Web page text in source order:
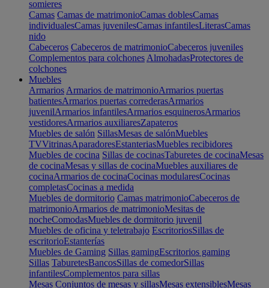
somieres
Camas Camas de matrimonioCamas doblesCamas
individualesCamas juvenilesCamas infantilesLiterasCamas
nido
Cabeceros Cabeceros de matrimonioCabeceros juveniles
Complementos para colchones AlmohadasProtectores de
colchones
Muebles
Armarios Armarios de matrimonioArmarios puertas
batientesArmarios puertas correderasArmarios
juvenilArmarios infantilesArmarios esquinerosArmarios
vestidoresArmarios auxiliaresZapateros
Muebles de salón SillasMesas de salónMuebles
TVVitrinasAparadoresEstanteriasMuebles recibidores
Muebles de cocina Sillas de cocinasTaburetes de cocinaMesas
de cocinaMesas y sillas de cocinaMuebles auxiliares de
cocinaArmarios de cocinaCocinas modularesCocinas
completasCocinas a medida
Muebles de dormitorio Camas matrimonioCabeceros de
matrimonioArmarios de matrimonioMesitas de
nocheComodasMuebles de dormitorio juvenil
Muebles de oficina y teletrabajo EscritoriosSillas de
escritorioEstanterías
Muebles de Gaming Sillas gamingEscritorios gaming
Sillas TaburetesBancosSillas de comedorSillas
infantilesComplementos para sillas
Mesas Conjuntos de mesas y sillasMesas extensiblesMesas